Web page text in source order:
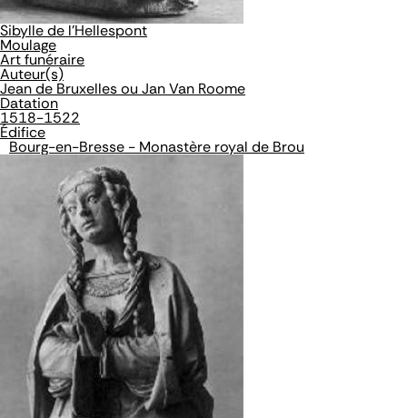
Sibylle de l'Hellespont
Moulage
Art funéraire
Auteur(s)
Jean de Bruxelles ou Jan Van Roome
Datation
1518-1522
Édifice
Bourg-en-Bresse - Monastère royal de Brou